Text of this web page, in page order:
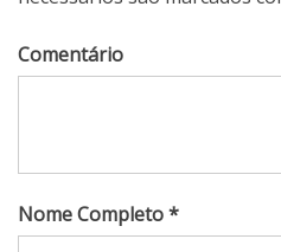
Comentário
Nome Completo *